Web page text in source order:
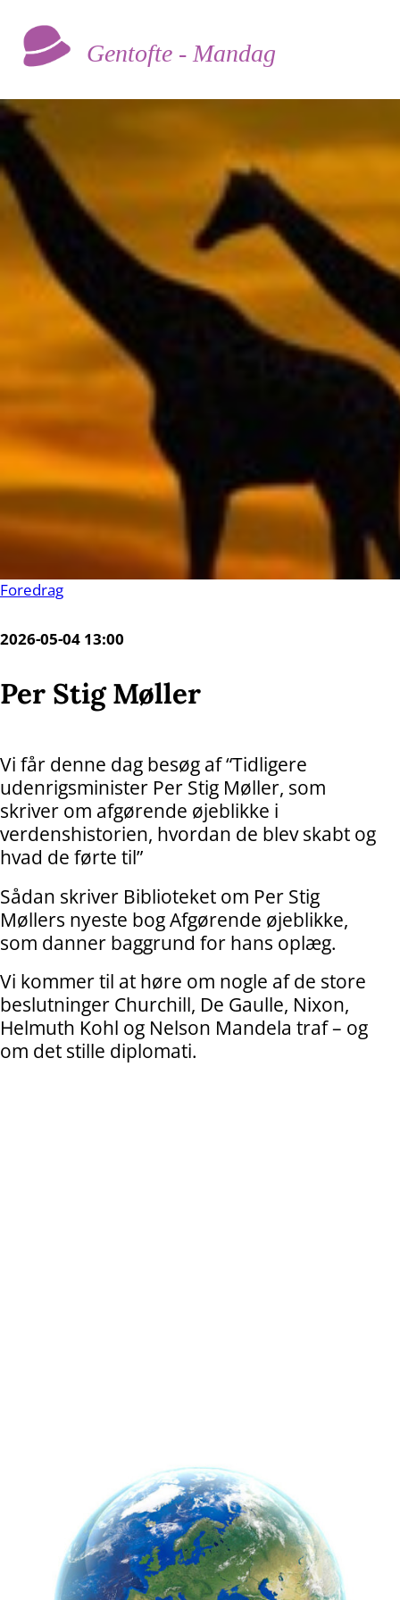
Gentofte - Mandag
Foredrag
2026-05-04 13:00
Per Stig Møller
Vi får denne dag besøg af “Tidligere
udenrigsminister Per Stig Møller, som
skriver om afgørende øjeblikke i
verdenshistorien, hvordan de blev skabt og
hvad de førte til”
Sådan skriver Biblioteket om Per Stig
Møllers nyeste bog Afgørende øjeblikke,
som danner baggrund for hans oplæg.
Vi kommer til at høre om nogle af de store
beslutninger Churchill, De Gaulle, Nixon,
Helmuth Kohl og Nelson Mandela traf – og
om det stille diplomati.